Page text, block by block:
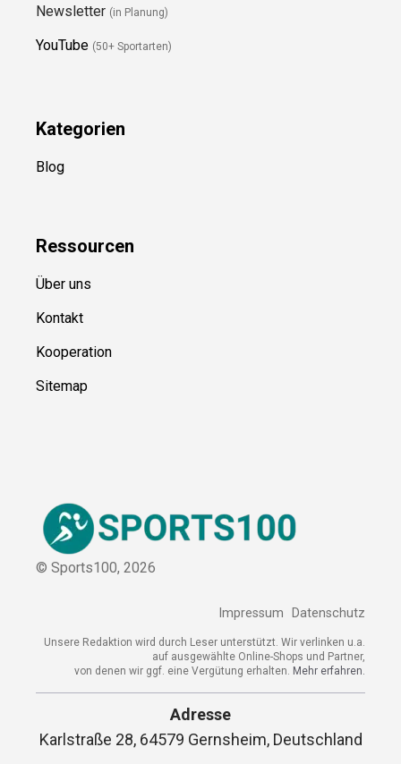
Newsletter (in Planung)
YouTube (50+ Sportarten)
Kategorien
Blog
Ressourcen
Über uns
Kontakt
Kooperation
Sitemap
© Sports100, 2026
Impressum Datenschutz
Unsere Redaktion wird durch Leser unterstützt. Wir verlinken u.a.
auf ausgewählte Online-Shops und Partner,
von denen wir ggf. eine Vergütung erhalten. Mehr erfahren.
Adresse
Karlstraße 28, 64579 Gernsheim, Deutschland